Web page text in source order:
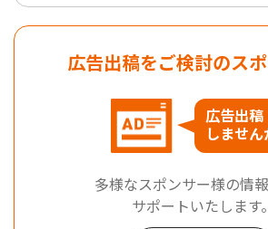
広告出稿をご検討のス
広告出稿
しません
多様なスポンサー様の情
サポートいたします。